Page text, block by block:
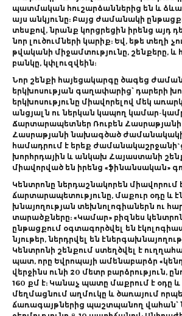
պատմական հուշարձաններից են և
այս անկյունը: Բայց ժամանակի
տեսքով, նրանք կորցրեցին իրենց այդ
նոր լուծումների կարիք: Եվ, եթե տեղի
թվականի միջամտությունը, շենքերը,
բանկը, կփլուզվեին:
Նոր շենքի հայեցակարգը ծագեց
երկխոսության գաղափարից՝ դարերի
երկխոսությունը միավորելով մեկ
անցյալն ու ներկան կապող կամար-
Ճարտարապետներ Ռուբեն Հասրաթյանի
Հասրաթյանի նախագծած
համադրում է երեք
խորհրդային և անկախ Հայաստանի
միավորված են իրենց «ֆինանսական»
Կենտրոնը ներդաշնակորեն
ճարտարապետությունը, մաքուր օդը և
խնայողության տեխնոլոգիաներն ու
տարածքները: «Կամար» բիզնես
ընթացքում օգտագործվել են
նյութեր, ներդրվել են
Կենտրոնի շենքում ստեղծվել է
պատ, որը Եվրոպայի ամենաբարձր
վերջինս ունի 20 մետր բարձրություն,
160 քմ է: Կանաչ պատը մաքրում է օդը և
մեղմացնում աղմուկը և ծառայում
ճառագայթներից պաշտպանող վահան՝